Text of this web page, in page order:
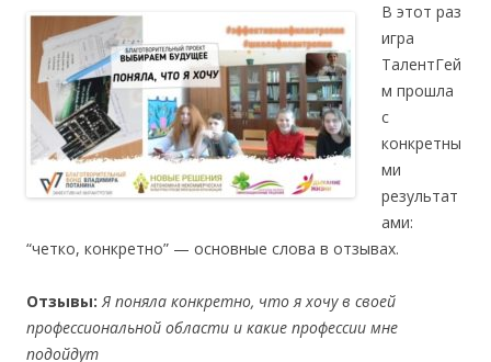
В этот раз
игра
ТалентГей
м прошла
с
конкретны
ми
результат
ами:
“четко, конкретно” — основные слова в отзывах.
Отзывы:Я поняла конкретно, что я хочу в своей
профессиональной области и какие профессии мне
подойдут